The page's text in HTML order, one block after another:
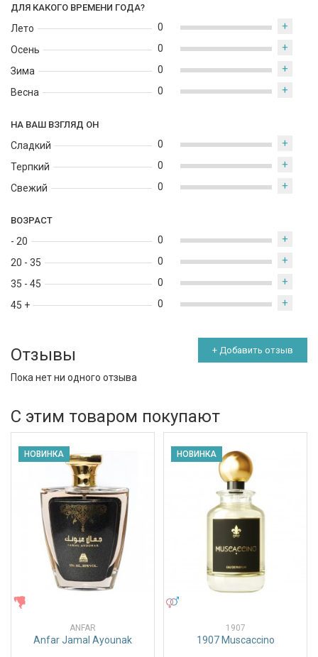
ДЛЯ КАКОГО ВРЕМЕНИ ГОДА?
Лето
Осень
Зима
Весна
0 +
0 +
0 +
0 +
НА ВАШ ВЗГЛЯД ОН
Сладкий
Терпкий
Свежий
0 +
0 +
0 +
ВОЗРАСТ
- 20
20 - 35
35 - 45
45 +
0 +
0 +
0 +
0 +
Отзывы + Добавить отзыв
Пока нет ни одного отзыва
С этим товаром покупают
НОВИНКА
ANFAR
Anfar Jamal Ayounak
НОВИНКА
1907
1907 Muscaccino